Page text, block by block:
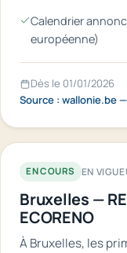
Calendrier
européenne)
Dès le 01/01/2026
Source : wallonie.be
EN COURS EN
Bruxelles —
ECORENO
À Bruxelles, les